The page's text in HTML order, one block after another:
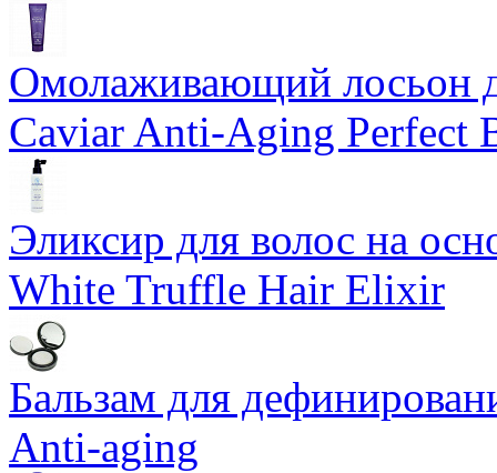
Омолаживающий лосьон
Caviar Anti-Aging Perfect
Эликсир для волос на
White Truffle Hair Elixir
Бальзам для
Anti-aging